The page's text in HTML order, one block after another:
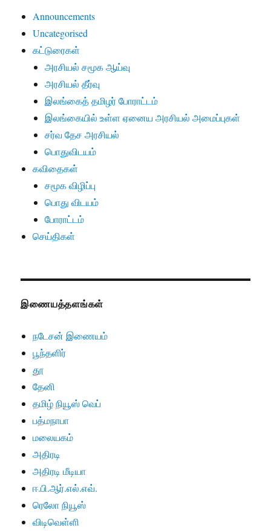
Announcements
Uncategorised
கட்டுரைகள்
அரசியல் சமூக ஆய்வு
அரசியல் தீர்வு
இலங்கைத் தமிழர் போராட்டம்
இலங்கையில் உள்ள ஏனைய அரசியல் அமைப்புகள்
சர்வ தேச அரசியல்
பொதுவிடயம்
கவிதைகள்
சமூக விழிப்பு
பொது விடயம்
போராட்டம்
செய்திகள்
இணையத்தளங்கள்
நடேசன் இணையம்
பூந்தளிர்
தூ
தேனி
தமிழ் நியூஸ் வெப்
பத்மநாபா
மலையகம்
அதிரடி
அதிரடி மீடியா
ஈ.பி.ஆர்.எல்.எவ்.
ரெலோ நியூஸ்
விடிவெள்ளி